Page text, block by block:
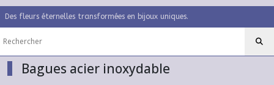
Des fleurs éternelles transformées en bijoux uniques.
Bagues acier inoxydable
Colliers
inoxydable
(60)